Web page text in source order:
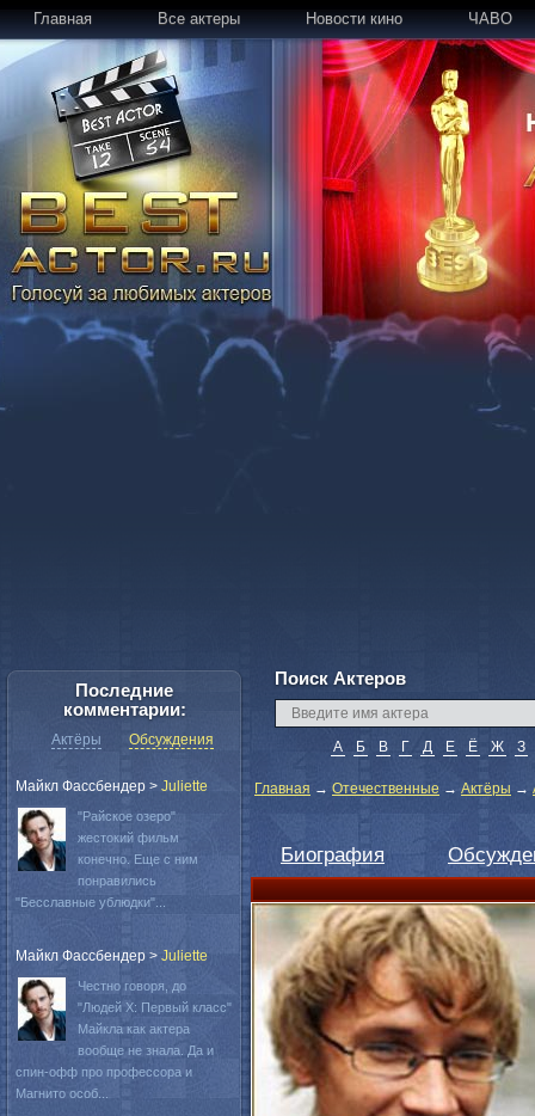
Главная Все актеры Новости кино ЧАВО
Поиск Актеров
А Б В Г Д Е Ё Ж З
Главная → Отечественные → Актёры →
Биография
Последние
комментарии:
Актёры Обсуждения
Майкл Фассбендер > Juliette
"Райское озеро"
жестокий фильм
конечно. Еще с ним
понравились
"Бесславные ублюдки"...
Майкл Фассбендер > Juliette
Честно говоря, до
"Людей Х: Первый класс"
Майкла как актера
вообще не знала. Да и
спин-офф про профессора и
Магнито особ...